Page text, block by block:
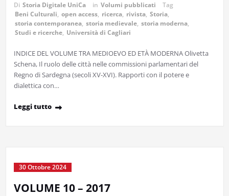
Di Storia Digitale UniCa in Volumi pubblicati
Tag
Beni Culturali, open access, ricerca, rivista, Storia,
storia contemporanea, storia medievale, storia moderna,
Studi e ricerche, Università di Cagliari
INDICE DEL VOLUME TRA MEDIOEVO ED ETÀ MODERNA Olivetta
Schena, Il ruolo delle città nelle commissioni parlamentari del
Regno di Sardegna (secoli XV-XVI). Rapporti con il potere e
dialettica con…
Leggi tutto
30 Ottobre 2024
VOLUME 10 – 2017